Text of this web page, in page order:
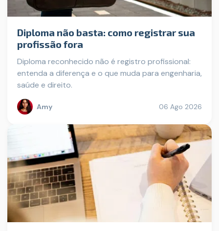
Diploma não basta: como registrar sua
profissão fora
Diploma reconhecido não é registro profissional:
entenda a diferença e o que muda para engenharia,
saúde e direito.
Amy 06 Ago 2026